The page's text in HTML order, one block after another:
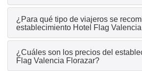
¿Para qué tipo de viajeros se
establecimiento Hotel Flag
¿Cuáles son los precios del
Flag Valencia Florazar?